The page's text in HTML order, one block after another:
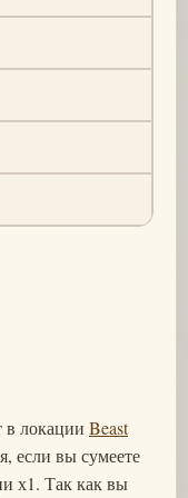
в локации Beast
если вы сумеете
х1. Так как вы